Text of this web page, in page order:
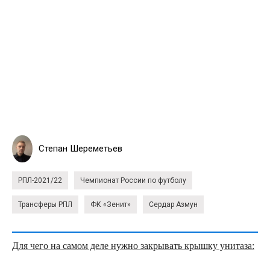
Степан Шереметьев
РПЛ-2021/22 Чемпионат России по футболу
Трансферы РПЛ ФК «Зенит» Сердар Азмун
Для чего на самом деле нужно закрывать крышку унитаза: